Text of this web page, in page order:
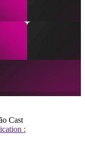
Cast
: